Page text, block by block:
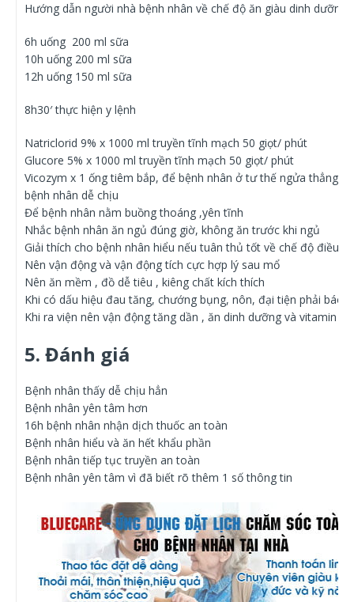
Hướng dẫn người nhà bệnh nhân về chế độ ăn giàu dinh dưỡng
6h uống 200 ml sữa
10h uống 200 ml sữa
12h uống 150 ml sữa
8h30′ thực hiện y lệnh
Natriclorid 9% x 1000 ml truyền tĩnh mạch 50 giọt/ phút
Glucore 5% x 1000 ml truyền tĩnh mạch 50 giọt/ phút
Vicozym x 1 ống tiêm bắp, để bệnh nhân ở tư thế ngửa thẳng
bệnh nhân dễ chịu
Để bệnh nhân nằm buồng thoáng ,yên tĩnh
Nhắc bệnh nhân ăn ngủ đúng giờ, không ăn trước khi ngủ
Giải thích cho bệnh nhân hiểu nếu tuân thủ tốt về chế độ điều
Nên vận động và vận động tích cực hợp lý sau mổ
Nên ăn mềm , đồ dễ tiêu , kiêng chất kích thích
Khi có dấu hiệu đau tăng, chướng bụng, nôn, đại tiện phải báo
Khi ra viện nên vận động tăng dần , ăn dinh dưỡng và vitamin
5. Đánh giá
Bệnh nhân thấy dễ chịu hẳn
Bệnh nhân yên tâm hơn
16h bệnh nhân nhận dịch thuốc an toàn
Bệnh nhân hiểu và ăn hết khẩu phần
Bệnh nhân tiếp tục truyền an toàn
Bệnh nhân yên tâm vì đã biết rõ thêm 1 số thông tin